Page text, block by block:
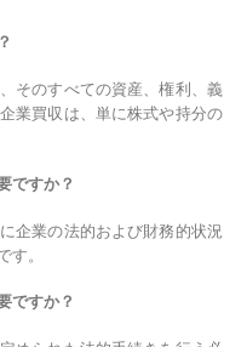
そのすべての資産、権利、義
業買収は、単に株式や持分の
ですか？
企業の法的および財務的状況
す。
ですか？